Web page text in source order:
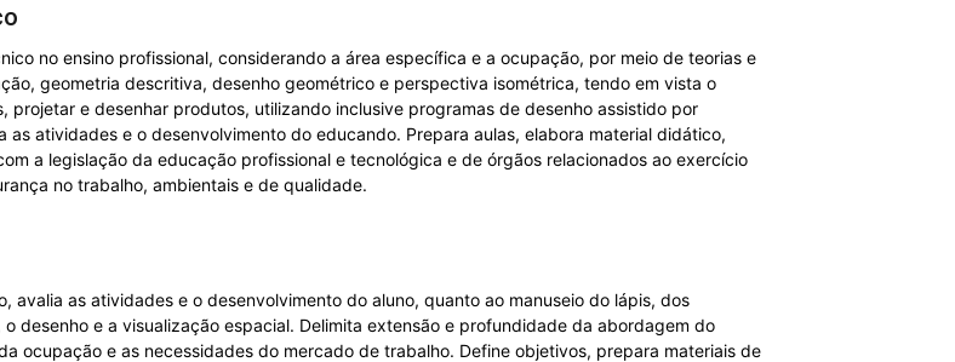
no ensino profissional, considerando a área específica e a ocupação, por meio de teorias e
geometria descritiva, desenho geométrico e perspectiva isométrica, tendo em vista o
e desenhar produtos, utilizando inclusive programas de desenho assistido por
atividades e o desenvolvimento do educando. Prepara aulas, elabora material didático,
a legislação da educação profissional e tecnológica e de órgãos relacionados ao exercício
no trabalho, ambientais e de qualidade.
avalia as atividades e o desenvolvimento do aluno, quanto ao manuseio do lápis, dos
desenho e a visualização espacial. Delimita extensão e profundidade da abordagem do
ocupação e as necessidades do mercado de trabalho. Define objetivos, prepara materiais de